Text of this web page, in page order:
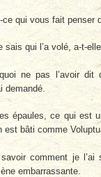
qui vous fait penser
qui l’a volé, a-t-
ne pas l’avoir dit
demandé.
épaules, ce qui est
est bâti comme
comment je l’ai
embarrassante.